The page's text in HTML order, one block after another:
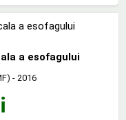
a esofagului
- 2016